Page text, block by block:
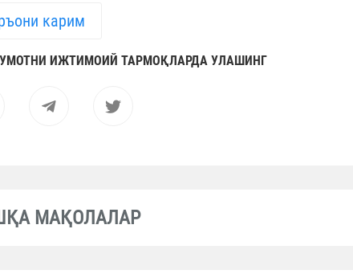
карим
ИЖТИМОИЙ ТАРМОҚЛАРДА УЛАШИНГ
МАҚОЛАЛАР